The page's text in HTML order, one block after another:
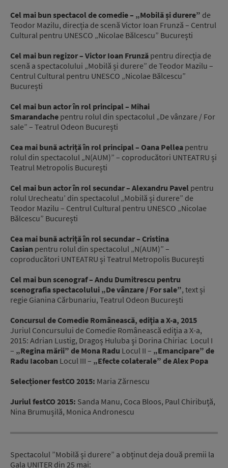
Cel mai bun spectacol de comedie – „Mobilă și durere” de
Teodor Mazilu, direcția de scenă Victor Ioan Frunză – Centrul
Cultural pentru UNESCO „Nicolae Bălcescu” București
Cel mai bun regizor – Victor Ioan Frunză pentru direcția de
scenă a spectacolului „Mobilă și durere” de Teodor Mazilu –
Centrul Cultural pentru UNESCO „Nicolae Bălcescu”
București
Cel mai bun actor în rol principal – Mihai
Smarandache pentru rolul din spectacolul „De vânzare / For
sale” – Teatrul Odeon București
Cea mai bună actriță în rol principal – Oana Pellea pentru
rolul din spectacolul „N(AUM)” – coproducători UNTEATRU și
Teatrul Metropolis București
Cel mai bun actor în rol secundar – Alexandru Pavel pentru
rolul Urecheatu’ din spectacolul „Mobilă și durere” de
Teodor Mazilu – Centrul Cultural pentru UNESCO „Nicolae
Bălcescu” București
Cea mai bună actriță în rol secundar – Cristina
Casian pentru rolul din spectacolul „N(AUM)” –
coproducători UNTEATRU și Teatrul Metropolis București
Cel mai bun scenograf – Andu Dumitrescu pentru
scenografia spectacolului „De vânzare / For sale”, text și
regie Gianina Cărbunariu, Teatrul Odeon București
Concursul de Comedie Românească, ediţia a X-a, 2015
Juriul Concursului de Comedie Românească ediţia a X-a,
2015: Adrian Lustig, Dragoș Huluba şi Dorina Chiriac Locul I
– „Regina mării” de Mona Radu Locul II – „Emancipare” de
Radu Iacoban Locul III – „Efecte colaterale” de Alex Popa
Selecționer festCO 2015: Maria Zărnescu
Juriul festCO 2015: Sanda Manu, Coca Bloos, Paul Chiribuță,
Nina Brumușilă, Monica Andronescu
Spectacolul ”Mobilă și durere” a obținut deja două premii la
Gala UNITER din 25 mai: